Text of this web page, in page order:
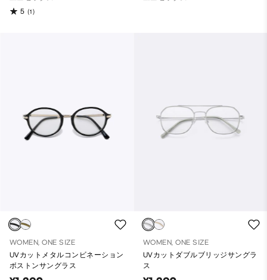
5 (1)
WOMEN, ONE SIZE
UVカットメタルコンビネーション
ボストンサングラス
WOMEN, ONE SIZE
UVカットダブルブリッジサングラ
ス